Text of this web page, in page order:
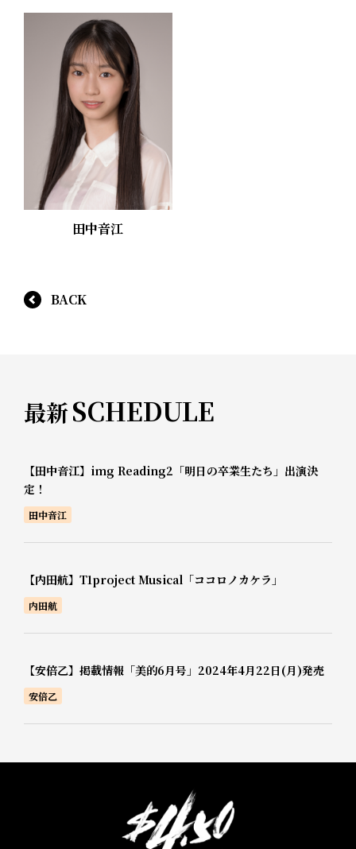
田中音江
BACK
最新SCHEDULE
【田中音江】img Reading2「明日の卒業生たち」出演決
定！
田中音江
【内田航】T1project Musical「ココロノカケラ」
内田航
【安倍乙】掲載情報「美的6月号」2024年4月22日(月)発売
安倍乙